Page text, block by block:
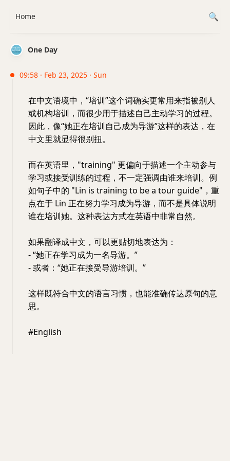
One Day
09:58 · Feb 23, 2025 · Sun
在中文语境中，“培训”这个词确实更常用来指被别人
或机构培训，而很少用于描述自己主动学习的过程。
因此，像“她正在培训自己成为导游”这样的表达，在
中文里就显得很别扭。
而在英语里，"training" 更偏向于描述一个主动参与
学习或接受训练的过程，不一定强调由谁来培训。例
如句子中的 "Lin is training to be a tour guide"，重
点在于 Lin 正在努力学习成为导游，而不是具体说明
谁在培训她。这种表达方式在英语中非常自然。
如果翻译成中文，可以更贴切地表达为：
- “她正在学习成为一名导游。”
- 或者：“她正在接受导游培训。”
这样既符合中文的语言习惯，也能准确传达原句的意
思。
#English
Home